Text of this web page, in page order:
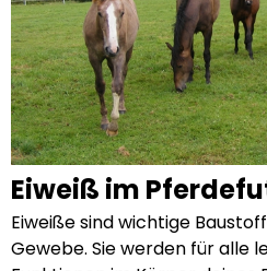
Eiweiß im
Eiweiße sind wichtige Baustoffe für alle Arten von Gewebe. Sie werden für alle lebenswichtigen Funktionen im Körper deines Pferdes benötigt und deshalb oft als Baustein des Lebens bezeichnet. Im Gegensatz zu Fetten und Kohlenhydraten kann der Körper Proteine nicht speichern. Deshalb müssen in der täglichen Fütterung immer ausreichend Eiweiße enthalten sein. Dennoch haben viele Pferdebesitzer Sorge, Eiweiß zu füttern. Hier hält sich leider immer noch hartnäckig das Gerücht, Eiweiß sei schädlich. Aber eigentlich ist genau das Gegenteil der Fall. Ein Eiweißmangel kann schwerwiegende gesundheitliche Folgen haben. Wichtig ist jedoch, wie bei allen anderen Nährstoffen auch, bedarfsgerecht zu füttern und Futtermittel einzusetzen, die eine hohe Eiweißqualität haben. Eiweiße und Aminosäuren, wie hängt das zusammen? Proteine werden umgangssprachlich als Eiweiße bezeichnet und sind aus den sogenannten Aminosäuren aufgebaut. Je nachdem, aus welchen Aminosäuren ein Protein besteht und wie viele Aminosäuren aneinandergeknüpft sind, spricht man von Peptiden oder Polypeptiden. Bei Polypeptiden sind mehr als 100 Aminosäuren beteiligt. Die Art, wie ein Protein zusammengesetzt wird, ist im Genom festgehalten. Als Genom wird die Gesamtheit aller Erbinformationen (Gene) einer Zelle bezeichnet. Aminosäuren sind die Bausteine der Proteine und chemisch gesehen eine Verbindung aus Stickstoff mit Kohlenstoff, Sauerstoff und Wasserstoff. Selten besteht auch eine Verbindung mit Schwefel. Je nach Aufbau werden 20 verschiedene Aminosäuren unterschieden. Diese können in 2 Arten unterteilt werden: Essentielle Aminosäuren: Diese können vom Körper nicht selbst hergestellt werden und müssen mit der Ernährung zugefüttert werden. Dazu gehören z.B. Lysin, Methionin, Tryptophan, Leucin, Isoleucin, Threonin, Valin, Histidin und Phenylalanin. Nicht-essentielle Aminosäuren: diese können vom Körper selbst hergestellt werden. Wichtig sind in diesem Zusammenhang auch die sogenannten erstlimitierenden Aminosäuren, die für jede Tierart anders ist. Beim Pferd gilt Lysin als erstlimitierend, gefolgt von Methionin und Tryptophan. Dies bedeutet: Steht dem Körper nicht genügend Lysin (wird am meisten benötigt) zur Verfügung, können alle anderen Aminosäuren nicht verwendet werden. Dies gilt auch, wenn die anderen Aminosäuren in ausreichender Menge über das Futter aufgenommen wurden. Deshalb sind gerade Lysin, Methionin und Tryptophan wichtige Kenngrößen in der Aminosäurefütterung bei Pferden. Wie hoch ist der Eiweißbedarf von Pferden? Grundsätzlich gilt laut wissenschaftlicher Empfehlung für den Erhaltungsbedarf: 0,5 bis 1 g verdauliches Eiweiß pro Kilogramm Lebendgewicht. Bei der Berechnung des Eiweißbedarfs von Pferden ist aber zu berücksichtigen, dass der Bedarf nicht linear zum Gewicht steigt. Dies liegt an dem Verhältnis zwischen Körperoberfläche und Gewicht. Kleinere, leichtere Pferde haben im Verhältnis zu ihrem Gewicht eine größere Körperoberfläche als größere, schwerere Pferde. Die Körperoberfläche bestimmt jedoch die Stoffwechselleistung je Kilogramm Körpergewicht. Deshalb benötigt ein kleines, leichtes Pferd mehr Protein als ein großes, schweres Pferd. Ein 600 kg schweres Pferd benötigt entsprechend 200 - 480 g Eiweiß pro Tag. Zusätzlich steigt der Eiweißbedarf bei Pferden, die mehr Leistung erbringen müssen. Bei Arbeitsleistung gehen Fachleute von einem Rohproteinbedarf von 5 g Rohprotein je Megajoule (MJ) aus. Ein 600 kg Pferd benötigt dann bei leichter Arbeit und einem Energiebedarf von 80 MJ ca. 400 g Eiweiß. Hochtragende und laktierende Stuten haben ebenfalls einen erhöhten Eiweißbedarf von mind. 500 g bzw. bis zu 1.200 g pro Tag. Gleiches gilt auch für Pferde im Wachstum, die ca. 600 g pro Tag benötigen. Je höher die Eiweißqualität ist, desto geringer kann die tägliche Proteinmenge sein. Deshalb ist vor allem bei Sport-, Zucht- und Jungpferden eine gute Eiweißqualität im Futter extrem wichtig, um den Stoffwechsel nicht unnötig zu belasten. Richtlinie für den Eiweißgehalt im Futter bei Pferden Pferdetypen Eiweiß im Futtermittel insgesamt (inkl. Raufutter) Pferde, die leichte Arbeit verrichten 10-12% Sportpferde 12-15% Trächtige & laktierende Stuten 16-20% Fohlen & Pferde im Wachstum 14-16% Auf die Eiweißqualität kommt es an Eiweiß ist nicht gleich Eiweiß. Wie wir nun wissen, gibt es unterschiedlichste Möglichkeiten, wie ein Eiweiß aufgebaut werden kann. Das hat natürlich auch einen Einfluss auf die Verdaulichkeit des Proteins. Zudem sind die Eiweiße wertvoller, die einen hohen Gehalt an essentiellen Aminosäuren enthalten, da diese nicht von deinem Pferd selbst hergestellt werden können. Deshalb hört man oft den Begriff „Eiweißqualität“. Wenn Experten über eine niedrige Eiweißqualität im Pferdefutter sprechen, dann ist damit ein geringer Gehalt an essentiellen Aminosäuren gemeint. Leinsamen sind beispielsweise arm an essentiellen Aminosäuren. Hingegen hat Soja eine hohe Eiweißqualität, da es viele essentielle Aminosäuren enthält. Achte daher bei der Fütterung deines Pferdes auf ein Futter mit einer hohen Eiweißqualität. Die Menge an Eiweiß in einem Futtermittel wird als analytische Bestandteile durch die Begriffe „Rohprotein“ bzw. „Verdauliches Rohprotein“ auf den Futtersäcken deklariert. Rohprotein ist dabei die Menge an Eiweiß, die im Futtermittel enthalten ist. Verdauliches Rohprotein ist die Menge, die daraus vom Pferd theoretisch verdaut werden kann. Die Angabe der dünndarmverdaulichen (praecaecal verdaulichen) Proteine gibt an, wieviel des gefütterten Eiweißes im Dünndarm, dem Ort der Eiweißverdauung beim Pferd, verdaut werden kann. Es ist also die Schätzformel, die bisher der tatsächlich verdauten Proteinmenge am